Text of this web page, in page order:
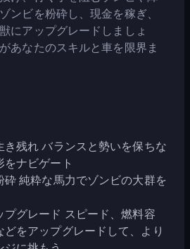
ンビを粉砕し、現金を稼ぎ、
にアップグレードしましょ
あなたのスキルと車を限界ま
き残れ バランスと勢いを保ちな
ナビゲート
砕 純粋な馬力でゾンビの大群を
プグレード スピード、燃料容
をアップグレードして、より